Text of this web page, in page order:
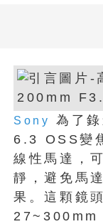
Sony
為了
6.3 OSS變
線性馬達，
靜，避免馬
果。這顆鏡
27~300mm